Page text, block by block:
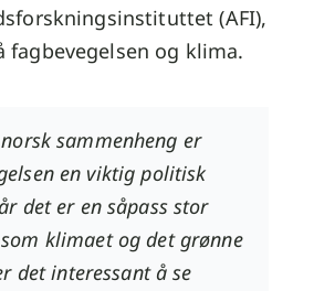
(AFI),
fagbevegelsen og klima.
sammenheng er
en viktig politisk
det er en såpass stor
klimaet og det grønne
det interessant å se